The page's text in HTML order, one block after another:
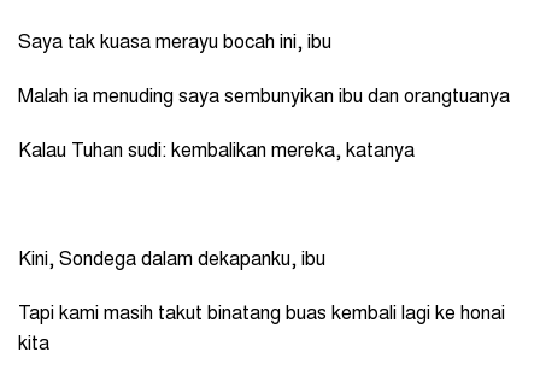
Saya tak kuasa merayu bocah ini, ibu
Malah ia menuding saya sembunyikan ibu dan orangtuanya
Kalau Tuhan sudi: kembalikan mereka, katanya
Kini, Sondega dalam dekapanku, ibu
Tapi kami masih takut binatang buas kembali lagi ke honai
kita